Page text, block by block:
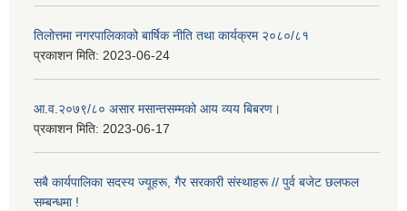
तिलोत्तमा नगरपालिकाको बार्षिक नीति तथा कार्यक्रम २०८०/८१
प्रकाशन मिति: 2023-06-24
आ.व.२०७९/८० असार मसान्तसम्मको आय व्यय बिबरण।
प्रकाशन मिति: 2023-06-17
सबै कार्यपालिका सदस्य ज्यूहरू, गैर सरकारी संस्थाहरू // पुर्व बजेट छलफल
सम्बन्धमा !